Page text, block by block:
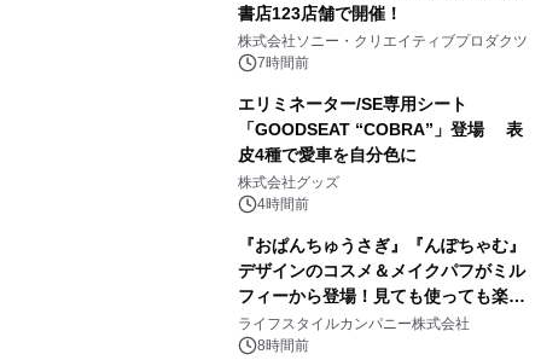
書店123店舗で開催！
株式会社ソニー・クリエイティブプロダクツ
7時間前
エリミネーター/SE専用シート
「GOODSEAT “COBRA”」登場 表
皮4種で愛車を自分色に
株式会社グッズ
4時間前
『おぱんちゅうさぎ』『んぽちゃむ』
デザインのコスメ＆メイクパフがミル
フィーから登場！見ても使っても楽し
い、ポップでキュートなコレクショ
ン。
ライフスタイルカンパニー株式会社
8時間前